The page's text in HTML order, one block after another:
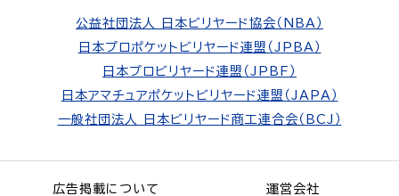
公益社団法人 日本ビリヤード協会（NBA）
日本プロポケットビリヤード連盟（JPBA）
日本プロビリヤード連盟（JPBF）
日本アマチュアポケットビリヤード連盟（JAPA）
一般社団法人 日本ビリヤード商工連合会（BCJ）
広告掲載について 運営会社